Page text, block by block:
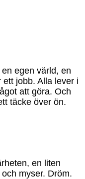
egen värld, en
jobb. Alla lever i
att göra. Och
täcke över ön.
en liten
myser. Dröm.